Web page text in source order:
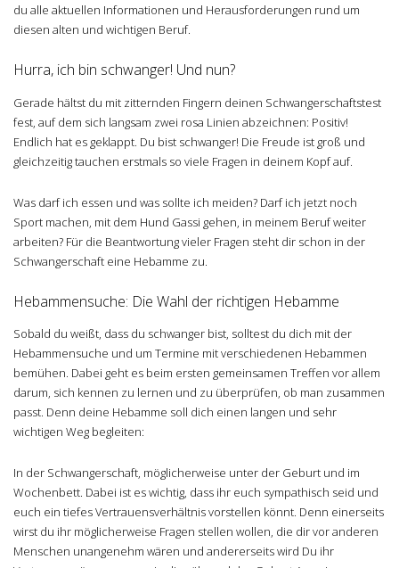
du alle aktuellen Informationen und Herausforderungen rund um
diesen alten und wichtigen Beruf.
Hurra, ich bin schwanger! Und nun?
Gerade hältst du mit zitternden Fingern deinen Schwangerschaftstest
fest, auf dem sich langsam zwei rosa Linien abzeichnen: Positiv!
Endlich hat es geklappt. Du bist schwanger! Die Freude ist groß und
gleichzeitig tauchen erstmals so viele Fragen in deinem Kopf auf.
Was darf ich essen und was sollte ich meiden? Darf ich jetzt noch
Sport machen, mit dem Hund Gassi gehen, in meinem Beruf weiter
arbeiten? Für die Beantwortung vieler Fragen steht dir schon in der
Schwangerschaft eine Hebamme zu.
Hebammensuche: Die Wahl der richtigen Hebamme
Sobald du weißt, dass du schwanger bist, solltest du dich mit der
Hebammensuche und um Termine mit verschiedenen Hebammen
bemühen. Dabei geht es beim ersten gemeinsamen Treffen vor allem
darum, sich kennen zu lernen und zu überprüfen, ob man zusammen
passt. Denn deine Hebamme soll dich einen langen und sehr
wichtigen Weg begleiten:
In der Schwangerschaft, möglicherweise unter der Geburt und im
Wochenbett. Dabei ist es wichtig, dass ihr euch sympathisch seid und
euch ein tiefes Vertrauensverhältnis vorstellen könnt. Denn einerseits
wirst du ihr möglicherweise Fragen stellen wollen, die dir vor anderen
Menschen unangenehm wären und andererseits wird Du ihr